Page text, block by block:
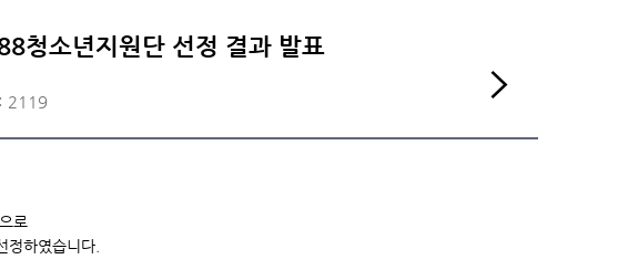
청소년지원단 선정 결과 발표
2119
로
하였습니다.